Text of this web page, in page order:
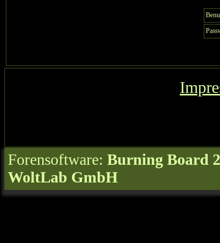
Forensoftware: Burning Board
WoltLab GmbH